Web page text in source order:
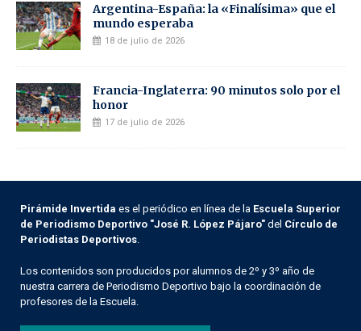
Argentina-España: la «Finalísima» que el
mundo esperaba
18 de julio de 2026
Francia-Inglaterra: 90 minutos solo por el
honor
17 de julio de 2026
Pirámide Invertida es el periódico en línea de la Escuela Superior
de Periodismo Deportivo "José R. López Pájaro" del Círculo de
Periodistas Deportivos
Los contenidos son producidos por alumnos de 2º y 3º año de
nuestra carrera de Periodismo Deportivo bajo la coordinación de
profesores de la Escuela.